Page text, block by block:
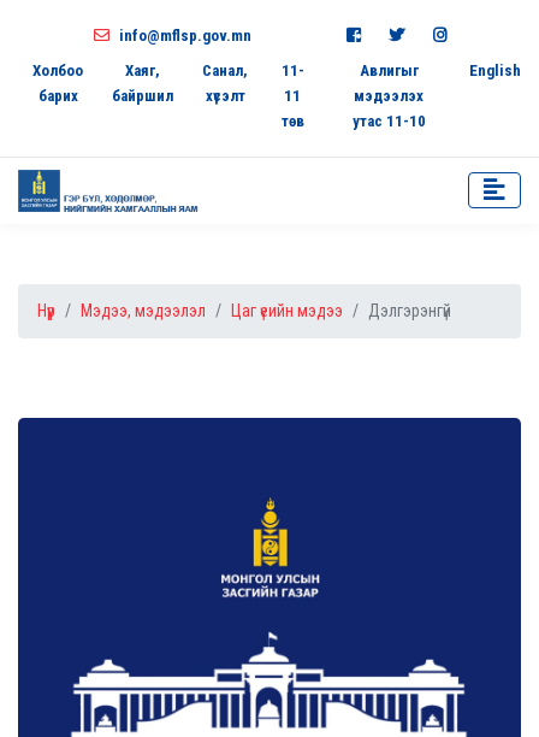
info@mflsp.gov.mn
Холбоо
барих
Хаяг,
байршил
Санал,
хүсэлт
11-
11
төв
Авлигыг
мэдээлэх
утас 11-10
English
Нүүр Мэдээ, мэдээлэл Цаг үеийн мэдээ Дэлгэрэнгүй